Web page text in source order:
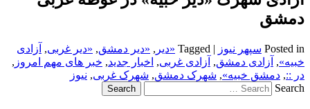
دمشق
Posted in سپهر نیوز |
Tagged «دیر , «دیر دمشق, «دیر غربی, آزادی
خبیه», آزادی دمشق, آزادی غربی, اخبار جدید, خبر های مهم امروز ,
در ::, دمشق خبیه», شهرک دمشق, شهرک غربی, نیوز
Search